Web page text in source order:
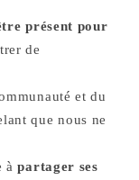
présent pour
de
et du
que nous ne
àpartager ses